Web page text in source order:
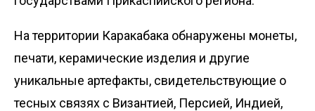
На территории Каракабака обнаружены монеты,
печати, керамические изделия и другие
уникальные артефакты, свидетельствующие о
тесных связях с Византией, Персией, Индией,